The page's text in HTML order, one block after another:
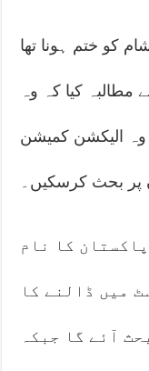
کو ختم ہونا تھا
کیا کہ وہ
وہ الیکشن کمیشن
پر بحث کرسکیں۔
کا نام
میں ڈالنے کا
آئے گا جبکہ